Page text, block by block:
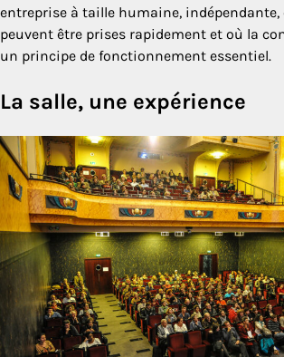
entreprise à taille humaine, indépendante,
peuvent être prises rapidement et où la
un principe de fonctionnement essentiel.
La salle, une expérience